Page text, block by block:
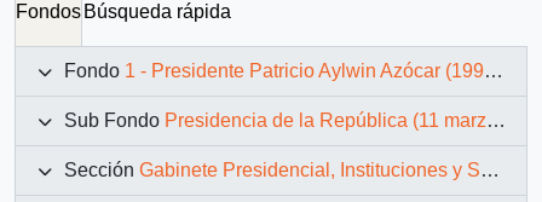
Fondos Búsqueda rápida
Fondo 1 - Presidente Patricio Aylwin Azócar (1990-1994)
Sub Fondo Presidencia de la República (11 marzo 1990 – 11 marzo 1994)
Sección Gabinete Presidencial, Instituciones y Servicios